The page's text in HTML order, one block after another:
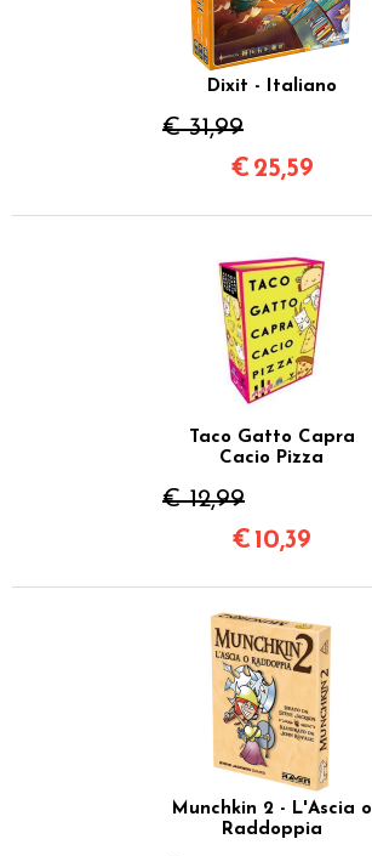
Dixit - Italiano
€ 31,99
€ 25,59
Taco Gatto Capra
Cacio Pizza
€ 12,99
€ 10,39
Munchkin 2 - L'Ascia o
Raddoppia